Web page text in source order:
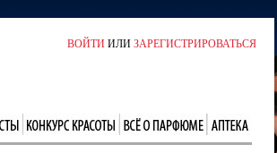
ВОЙТИИЛИЗАРЕГИСТРИРОВАТЬСЯ